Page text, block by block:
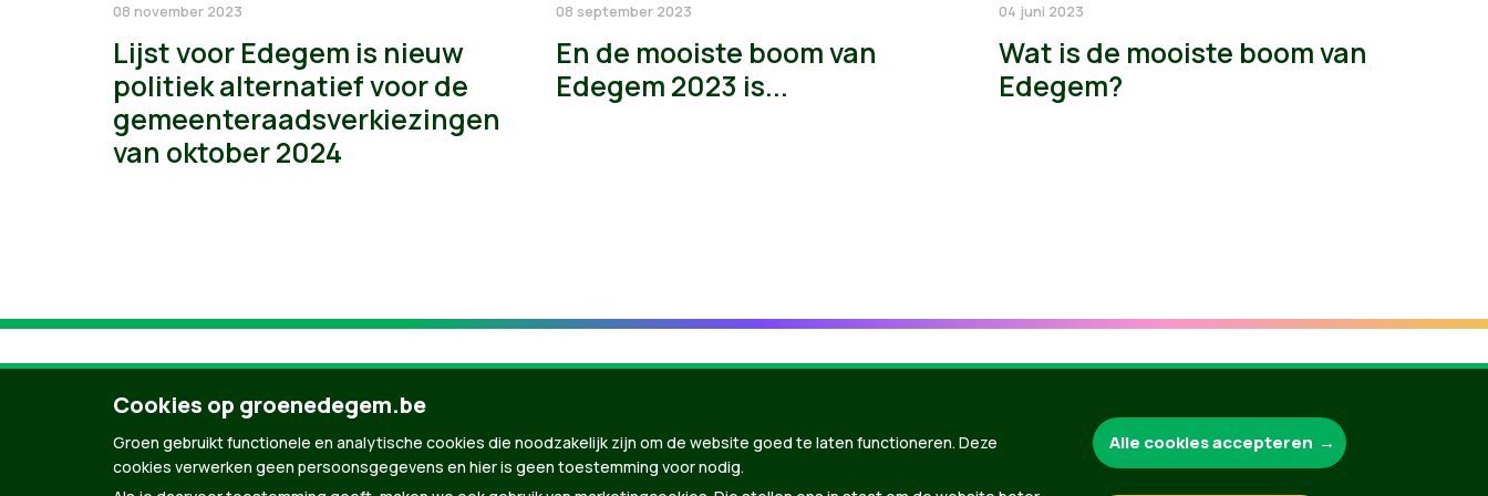
08 november 2023
Lijst voor Edegem is nieuw
politiek alternatief voor de
gemeenteraadsverkiezingen
van oktober 2024
08 september 2023
En de mooiste boom van
Edegem 2023 is...
04 juni 2023
Wat is de mooiste boom van
Edegem?
Groen.be
Cookies op groenedegem.be
Groen gebruikt functionele en analytische cookies die noodzakelijk zijn om de website goed te laten functioneren. Deze
cookies verwerken geen persoonsgegevens en hier is geen toestemming voor nodig.
Alle cookies accepteren